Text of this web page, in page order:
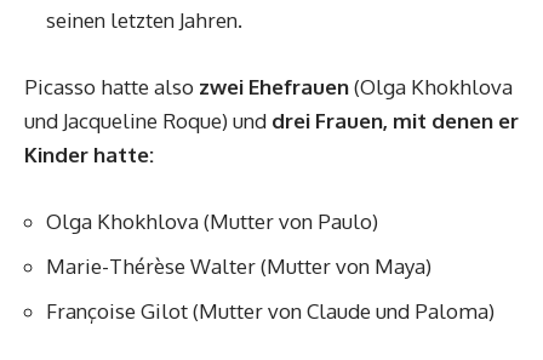
seinen letzten Jahren.
Picasso hatte also zwei Ehefrauen(Olga Khokhlova
und Jacqueline Roque) und drei Frauen, mit denen er
Kinder hatte:
Olga Khokhlova (Mutter von Paulo)
Marie-Thérèse Walter (Mutter von Maya)
Françoise Gilot (Mutter von Claude und Paloma)